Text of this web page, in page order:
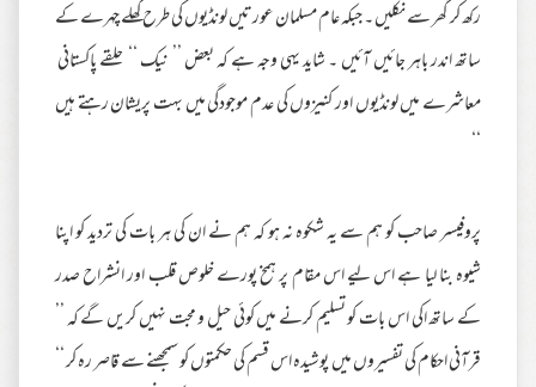
رکھ کر گھر سے نکلیں ۔ جبکہ عام مسلمان عورتیں لونڈیوں کی طرح کھلے چہرے کے
ساتھ اندر باہر جائیں آئیں ۔ شاید یہی وجہ ہے کہ بعض ’’ نیک ‘‘ حلقے پاکستانی
معاشرے میں لونڈیوں اور کنیزوں کی عدم موجودگی میں بہت پریشان رہتے ہیں
پروفیسر صاحب کو ہم سے یہ شکوہ نہ ہو کہ ہم نے ان کی ہر بات کی تردید کو اپنا
شیوہ بنا لیا ہے اس لیے اس مقام پر ہمخ پورے خلوص قلب اور انشراح صدر
کے ساتھ اکی اس بات کو تسلیم کرنے میں کوئی حیل و مجت نہیں کریں گے کہ ’’
قرآنی احکام کی تفسیروں میں پوشیدہ اس قسم کی حکمتوں کو سمجھنے سے قاصر رہ کر ‘‘